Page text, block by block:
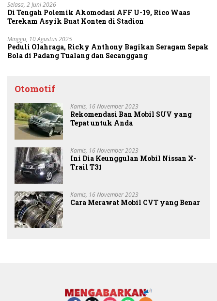
Selasa, 2 Juni 2026
Di Tengah Polemik Akomodasi AFF U-19, Rico Waas
Terekam Asyik Buat Konten di Stadion
Minggu, 10 Agustus 2025
Peduli Olahraga, Ricky Anthony Bagikan Seragam Sepak
Bola di Padang Tualang dan Secanggang
Otomotif
Kamis, 16 November 2023
Rekomendasi Ban Mobil SUV yang
Tepat untuk Anda
Kamis, 16 November 2023
Ini Dia Keunggulan Mobil Nissan X-
Trail T31
Kamis, 16 November 2023
Cara Merawat Mobil CVT yang Benar